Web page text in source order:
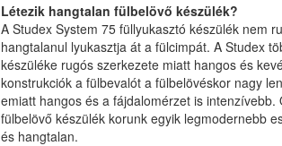
Létezik hangtalan fülbelövő készülék?
A Studex System 75 füllyukasztó készülék nem
hangtalanul lyukasztja át a fülcimpát. A Studex
készüléke rugós szerkezete miatt hangos és
konstrukciók a fülbevalót a fülbelövéskor nagy
emiatt hangos és a fájdalomérzet is intenzívebb.
fülbelövő készülék korunk egyik legmodernebb
és hangtalan.